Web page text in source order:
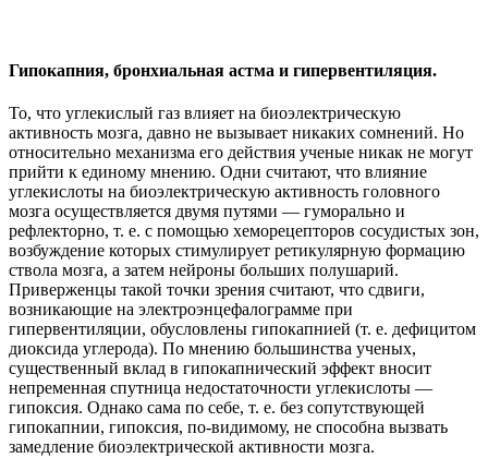
Гипокапния, бронхиальная астма и гипервентиляция.
То, что углекислый газ влияет на биоэлектрическую
активность мозга, давно не вызывает никаких сомнений. Но
относительно механизма его действия ученые никак не могут
прийти к единому мнению. Одни считают, что влияние
углекислоты на биоэлектрическую активность головного
мозга осуществляется двумя путями — гуморально и
рефлекторно, т. е. с помощью хеморецепторов сосудистых зон,
возбуждение которых стимулирует ретикулярную формацию
ствола мозга, а затем нейроны больших полушарий.
Приверженцы такой точки зрения считают, что сдвиги,
возникающие на электроэнцефалограмме при
гипервентиляции, обусловлены гипокапнией (т. е. дефицитом
диоксида углерода). По мнению большинства ученых,
существенный вклад в гипокапнический эффект вносит
непременная спутница недостаточности углекислоты —
гипоксия. Однако сама по себе, т. е. без сопутствующей
гипокапнии, гипоксия, по-видимому, не способна вызвать
замедление биоэлектрической активности мозга.